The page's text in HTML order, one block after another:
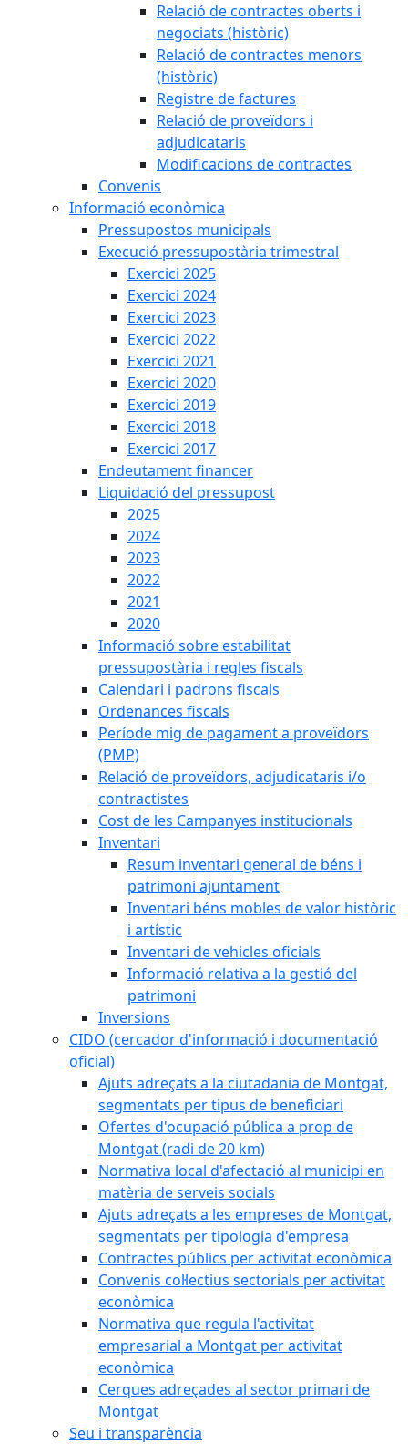
Relació de contractes oberts i
negociats (històric)
Relació de contractes menors
(històric)
Registre de factures
Relació de proveïdors i
adjudicataris
Modificacions de contractes
Convenis
Informació econòmica
Pressupostos municipals
Execució pressupostària trimestral
Exercici 2025
Exercici 2024
Exercici 2023
Exercici 2022
Exercici 2021
Exercici 2020
Exercici 2019
Exercici 2018
Exercici 2017
Endeutament financer
Liquidació del pressupost
2025
2024
2023
2022
2021
2020
Informació sobre estabilitat
pressupostària i regles fiscals
Calendari i padrons fiscals
Ordenances fiscals
Període mig de pagament a proveïdors
(PMP)
Relació de proveïdors, adjudicataris i/o
contractistes
Cost de les Campanyes institucionals
Inventari
Resum inventari general de béns i
patrimoni ajuntament
Inventari béns mobles de valor històric
i artístic
Inventari de vehicles oficials
Informació relativa a la gestió del
patrimoni
Inversions
CIDO (cercador d'informació i documentació
oficial)
Ajuts adreçats a la ciutadania de Montgat,
segmentats per tipus de beneficiari
Ofertes d'ocupació pública a prop de
Montgat (radi de 20 km)
Normativa local d'afectació al municipi en
matèria de serveis socials
Ajuts adreçats a les empreses de Montgat,
segmentats per tipologia d'empresa
Contractes públics per activitat econòmica
Convenis col·lectius sectorials per activitat
econòmica
Normativa que regula l'activitat
empresarial a Montgat per activitat
econòmica
Cerques adreçades al sector primari de
Montgat
Seu i transparència